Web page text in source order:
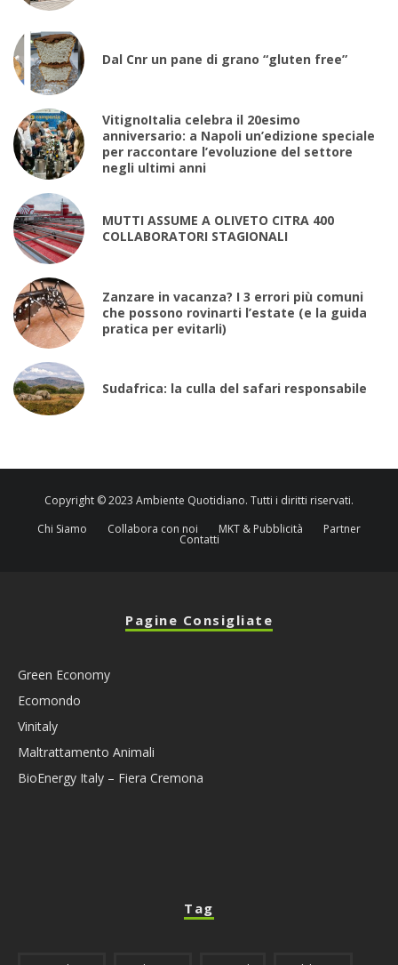
Dal Cnr un pane di grano “gluten free”
VitignoItalia celebra il 20esimo
anniversario: a Napoli un’edizione speciale
per raccontare l’evoluzione del settore
negli ultimi anni
MUTTI ASSUME A OLIVETO CITRA 400
COLLABORATORI STAGIONALI
Zanzare in vacanza? I 3 errori più comuni
che possono rovinarti l’estate (e la guida
pratica per evitarli)
Sudafrica: la culla del safari responsabile
Copyright © 2023 Ambiente Quotidiano. Tutti i diritti riservati.
Chi Siamo
Collabora con noi MKT & Pubblicità Partner
Contatti
Pagine Consigliate
Green Economy
Ecomondo
Vinitaly
Maltrattamento Animali
BioEnergy Italy – Fiera Cremona
Tag